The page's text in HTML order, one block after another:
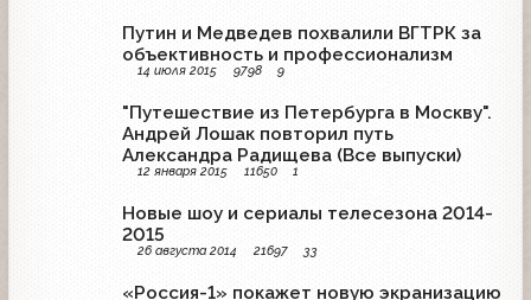
Путин и Медведев похвалили ВГТРК за
объективность и профессионализм
14 июля 2015 9798 9
"Путешествие из Петербурга в Москву".
Андрей Лошак повторил путь
Александра Радищева (Все выпуски)
12 января 2015 11650 1
Новые шоу и сериалы телесезона 2014-
2015
26 августа 2014 21697 33
«Россия-1» покажет новую экранизацию